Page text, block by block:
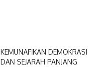
KEMUNAFIKAN DEMOKRASI
DAN SEJARAH PANJANG